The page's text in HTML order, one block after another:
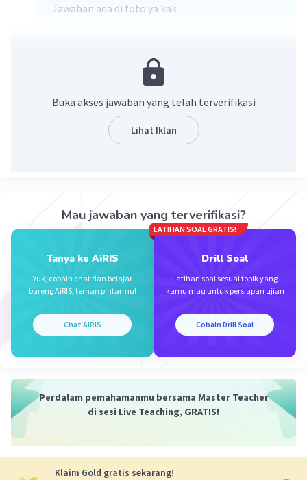
Jawaban ada di foto ya kak
Buka akses jawaban yang telah terverifikasi
Lihat Iklan
Mau jawaban yang terverifikasi?
Tanya ke AiRIS
Yuk, cobain chat dan belajar
bareng AiRIS, teman pintarmu!
Chat AiRIS
LATIHAN SOAL GRATIS!
Drill Soal
Latihan soal sesuai topik yang
kamu mau untuk persiapan ujian
Cobain Drill Soal
Perdalam pemahamanmu bersama Master Teacher
di sesi Live Teaching, GRATIS!
Klaim Gold gratis sekarang!